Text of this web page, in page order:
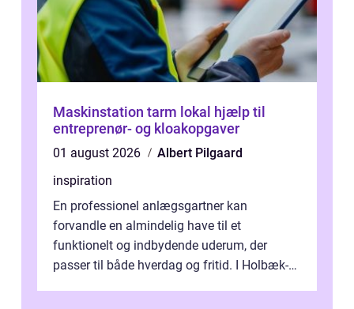
Maskinstation tarm lokal hjælp til
entreprenør- og kloakopgaver
01 august 2026
Albert Pilgaard
inspiration
En professionel anlægsgartner kan
forvandle en almindelig have til et
funktionelt og indbydende uderum, der
passer til både hverdag og fritid. I Holbæk-